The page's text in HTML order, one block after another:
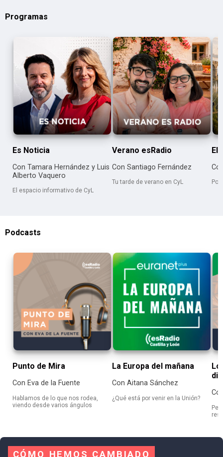
Programas
Es Noticia
Con Tamara Hernández y Luis
Alberto Vaquero
El espacio informativo de CyL
Verano esRadio
Con Santiago Fernández
Tu tarde de verano en CyL
El
Podcasts
Punto de Mira
Con Eva de la Fuente
Hablamos de lo que nos rodea,
viendo desde varios ángulos
La Europa del mañana
Con Aitana Sánchez
¿Qué está por venir en la Unión?
CÓMO HEMOS CAMBIADO